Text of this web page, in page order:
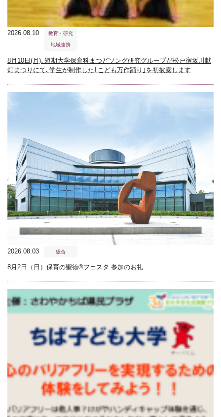
2026.08.10 教育・研究
地域連携
8月10日(月)､短期大学保育科まつどソング研究グループが松戸宿坂川献
灯まつりにて､学生が制作した｢こども万作踊り｣を初披露します
2026.08.03 総合
8月2日（日）保育の聖徳®フェスタ 参加のお礼